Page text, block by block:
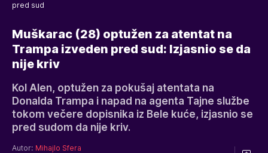
pred sud
Muškarac (28) optužen za atentat na
Trampa izveden pred sud: Izjasnio se da
nije kriv
Kol Alen, optužen za pokušaj atentata na
Donalda Trampa i napad na agenta Tajne službe
tokom večere dopisnika iz Bele kuće, izjasnio se
pred sudom da nije kriv.
Autor: Mihajlo Sfera